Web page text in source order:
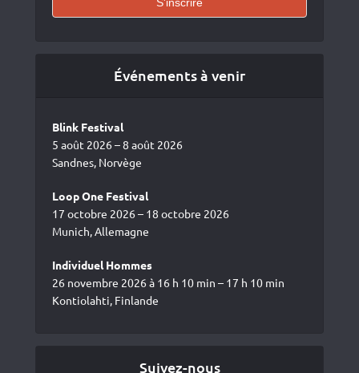
Événements à venir
Blink Festival
5 août 2026 – 8 août 2026
Sandnes, Norvège
Loop One Festival
17 octobre 2026 – 18 octobre 2026
Munich, Allemagne
Individuel Hommes
26 novembre 2026 à 16 h 10 min – 17 h 10 min
Kontiolahti, Finlande
Suivez-nous